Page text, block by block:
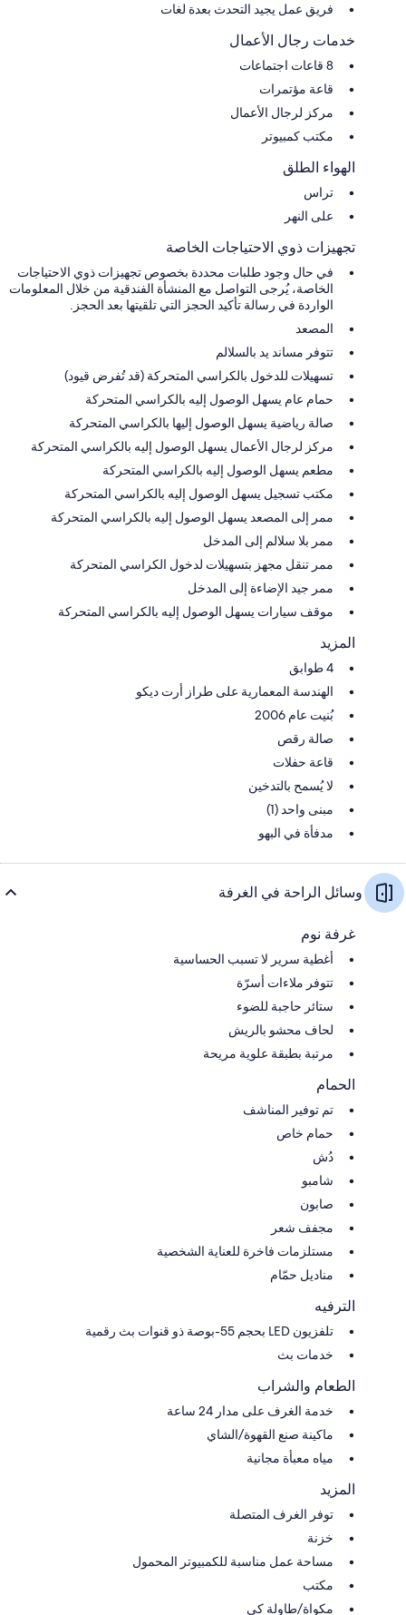
فريق عمل يجيد التحدث بعدة لغات
خدمات رجال الأعمال
8 قاعات اجتماعات
قاعة مؤتمرات
مركز لرجال الأعمال
مكتب كمبيوتر
الهواء الطلق
تراس
على النهر
تجهيزات ذوي الاحتياجات الخاصة
في حال وجود طلبات محددة بخصوص تجهيزات ذوي الاحتياجات
الخاصة، يُرجى التواصل مع المنشأة الفندقية من خلال المعلومات
الواردة في رسالة تأكيد الحجز التي تلقيتها بعد الحجز.
المصعد
تتوفر مساند يد بالسلالم
تسهيلات للدخول بالكراسي المتحركة (قد تُفرض قيود)
حمام عام يسهل الوصول إليه بالكراسي المتحركة
صالة رياضية يسهل الوصول إليها بالكراسي المتحركة
مركز لرجال الأعمال يسهل الوصول إليه بالكراسي المتحركة
مطعم يسهل الوصول إليه بالكراسي المتحركة
مكتب تسجيل يسهل الوصول إليه بالكراسي المتحركة
ممر إلى المصعد يسهل الوصول إليه بالكراسي المتحركة
ممر بلا سلالم إلى المدخل
ممر تنقل مجهز بتسهيلات لدخول الكراسي المتحركة
ممر جيد الإضاءة إلى المدخل
موقف سيارات يسهل الوصول إليه بالكراسي المتحركة
المزيد
4 طوابق
الهندسة المعمارية على طراز أرت ديكو
بُنيت عام 2006
صالة رقص
قاعة حفلات
لا يُسمح بالتدخين
مبنى واحد (1)
مدفأة في البهو
وسائل الراحة في الغرفة
غرفة نوم
أغطية سرير لا تسبب الحساسية
تتوفر ملاءات أسرّة
ستائر حاجبة للضوء
لحاف محشو بالريش
مرتبة بطبقة علوية مريحة
الحمام
تم توفير المناشف
حمام خاص
دُش
شامبو
صابون
مجفف شعر
مستلزمات فاخرة للعناية الشخصية
مناديل حمّام
الترفيه
تلفزيون LED بحجم 55-بوصة ذو قنوات بث رقمية
خدمات بث
الطعام والشراب
خدمة الغرف على مدار 24 ساعة
ماكينة صنع القهوة/الشاي
مياه معبأة مجانية
المزيد
توفر الغرف المتصلة
خزنة
مساحة عمل مناسبة للكمبيوتر المحمول
مكتب
مكواة/طاولة كي